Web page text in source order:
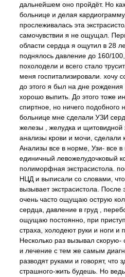
дальнейшем оно пройдёт. Но
больнице и делая
прослеживалась эта
самочувствии я не ощущал.
области сердца я ощутил в 28
поднялось давление до 160/
похолодели и всего стало
меня госпитализировали. хочу
до этого я был на дне рождения
хорошо выпить. До этого тоже
спиртное, но ничего подобного
больнице мне сделали УЗИ
железы , желудка и щитовидной
анализы крови и мочи, сделали
Анализы все в норме, Узи- все
единичный левожелудочковый
полиморфная экстрасистола.
НЦД и выписали со словами,
вызывает экстрасистола. После
очень часто ощущаю острую
сердца, давление в груд ,
ощущаю постоянно, при
страха, холодеют руки и ноги и
Несколько раз вызывал скорую-
и лечение с тем же самым
разводят руками и говорят, что
страшного-жить будешь. Но